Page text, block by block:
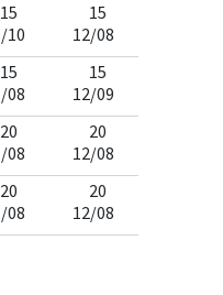
15
10
15
12/08
15
08
15
12/09
20
08
20
12/08
20
08
20
12/08